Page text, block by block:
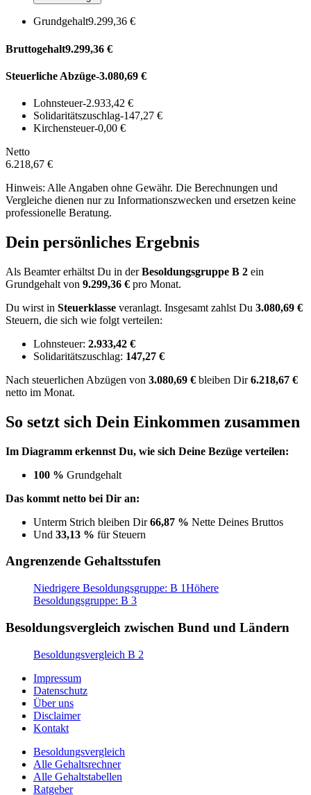
Grundgehalt9.299,36 €
Bruttogehalt9.299,36 €
Steuerliche Abzüge-3.080,69 €
Lohnsteuer-2.933,42 €
Solidaritätszuschlag-147,27 €
Kirchensteuer-0,00 €
Netto
6.218,67 €
Hinweis: Alle Angaben ohne Gewähr. Die Berechnungen und
Vergleiche dienen nur zu Informationszwecken und ersetzen keine
professionelle Beratung.
Dein persönliches Ergebnis
Als Beamter erhältst Du in derBesoldungsgruppe B 2 ein
Grundgehalt von 9.299,36 € pro Monat.
Du wirst in Steuerklasse veranlagt. Insgesamt zahlst Du 3.080,69 €
Steuern, die sich wie folgt verteilen:
Lohnsteuer: 2.933,42 €
Solidaritätszuschlag: 147,27 €
Nach steuerlichen Abzügen von 3.080,69 € bleiben Dir6.218,67 €
netto im Monat.
So setzt sich Dein Einkommen zusammen
Im Diagramm erkennst Du, wie sich Deine Bezüge verteilen:
100 % Grundgehalt
Das kommt netto bei Dir an:
Unterm Strich bleiben Dir66,87 % Nette Deines Bruttos
Und 33,13 % für Steuern
Angrenzende Gehaltsstufen
Niedrigere Besoldungsgruppe: B 1Höhere
Besoldungsgruppe: B 3
Besoldungsvergleich zwischen Bund und Ländern
Besoldungsvergleich B 2
Impressum
Datenschutz
Über uns
Disclaimer
Kontakt
Besoldungsvergleich
Alle Gehaltsrechner
Alle Gehaltstabellen
Ratgeber